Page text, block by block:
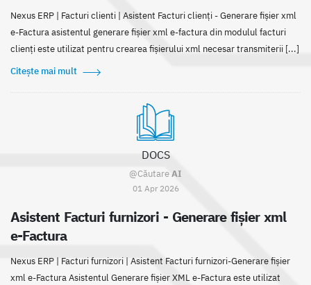
Nexus ERP | Facturi clienti | Asistent Facturi clienți - Generare fișier xml
e-Factura asistentul generare fișier xml e-factura din modulul facturi
clienți este utilizat pentru crearea fișierului xml necesar transmiterii [...]
Citește mai mult
DOCS
@CăutareAI
01 Apr 2026
Asistent Facturi furnizori - Generare fișier xml
e-Factura
Nexus ERP | Facturi furnizori | Asistent Facturi furnizori-Generare fișier
xml e-Factura Asistentul Generare fișier XML e-Factura este utilizat